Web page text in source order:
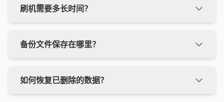
装数据线，并连接到电脑后置USB接口；2. 检查设
备是否信任此电脑；3. 确保已安装最新版iTunes；4.
本。如果问题仍然存在，请联系客服获取进一步帮
助。
刷机需要多长时间？
和固件大小。通常情况下，下载固件需要5-15分
钟，刷机过程需要5-10分钟。整个过程大约需要10-
网络稳定。
备份文件保存在哪里？
备份"文件夹中。您可以在软件设置中查看或修改备
份路径。建议将备份文件保存到非系统盘，以节省系
如何恢复已删除的数据？